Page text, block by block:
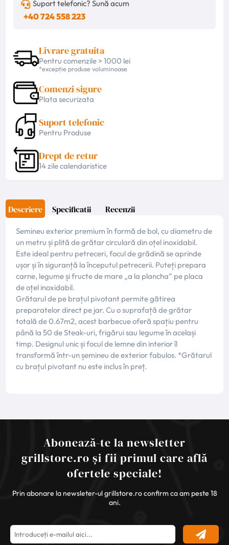
Suport telefonic? Sună acum
+40 724 558 223
Livrare gratuita
Pentru comenzile > 1000 lei
*excepție produse voluminoase
Comenzi sigure
Plata securizata
Suport telefonic
Pentru Produse
Drept de retur
14 zile calendaristice
Descriere Specificatii Recenzii
Semineu exterior premium în formă de bol, cu diametru de
un metru și plită de grătar circulară din oțel inoxidabil.
Este ideal pentru petreceri, focul de grădină se aprinde
ușor și în siguranță la începutul petrecerii. Puteți prepara
carne, legume și fructe de mare „a la plancha” pe placa
de oțel inoxidabil.
Grătarul de pe brațul pivotant permite gătirea
preparatelor direct pe jar. Cu o suprafață de grătar
totală de 0.67m2, acest barbecue oferă spațiu pentru
până la 50 de Steak-uri, frigărui sau legume în același
timp. Designul unic și focul de lemne din interior îl
transformă într-un șemineu de exterior fabulos. *Grătarul
cu brațul pivotant nu este inclus în preț.
Abonează-te la newsletter
grillstore.ro și fii primul care află
ofertele speciale!
Prin abonare la newsleter-ul grillstore.ro confirm ca am peste 18
ani.